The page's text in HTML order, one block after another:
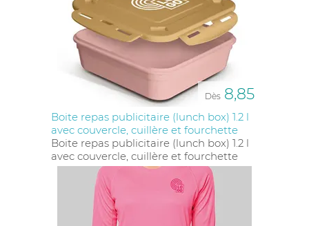
Dès 8,85
Boite repas publicitaire (lunch box) 1.2 l
avec couvercle, cuillère et fourchette
Boite repas publicitaire (lunch box) 1.2 l
avec couvercle, cuillère et fourchette